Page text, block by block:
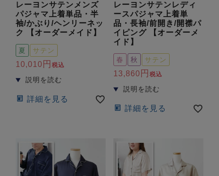
レーヨンサテンメンズ
パジャマ上着単品・半
袖/かぶり/ヘンリーネッ
ク 【オーダーメイド】
夏 サテン
10,010 税込
詳細を見る
レーヨンサテンレディ
ースパジャマ上着単
品・長袖/前開き/開襟パ
イピング 【オーダーメ
イド】
春 秋 サテン
13,860 税込
詳細を見る